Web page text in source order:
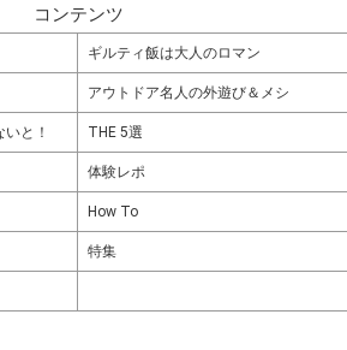
コンテンツ
ギルティ飯は大人のロマン
アウトドア名人の外遊び＆メシ
と！ THE 5選
体験レポ
How To
特集